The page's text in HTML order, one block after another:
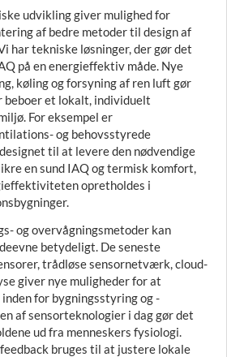
udvikling giver mulighed for
af bedre metoder til design af
har tekniske løsninger, der gør det
på en energieffektiv måde. Nye
køling og forsyning af ren luft gør
beboer et lokalt, individuelt
For eksempel er
og behovsstyrede
til at levere den nødvendige
en sund IAQ og termisk komfort,
opretholdes i
og overvågningsmetoder kan
betydeligt. De seneste
trådløse sensornetværk, cloud-
giver nye muligheder for at
for bygningsstyring og -
af sensorteknologier i dag gør det
ud fra menneskers fysiologi.
bruges til at justere lokale